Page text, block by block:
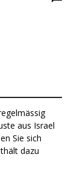
aus Israel
Sie sich
dazu